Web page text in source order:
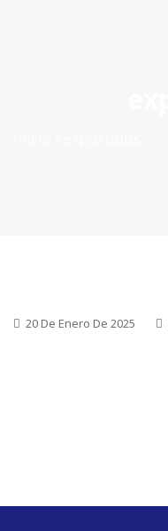
20 De Enero De 2025